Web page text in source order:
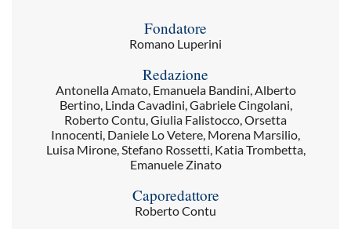
Fondatore
Romano Luperini
Redazione
Antonella Amato, Emanuela Bandini, Alberto
Bertino, Linda Cavadini, Gabriele Cingolani,
Roberto Contu, Giulia Falistocco, Orsetta
Innocenti, Daniele Lo Vetere, Morena Marsilio,
Luisa Mirone, Stefano Rossetti, Katia Trombetta,
Emanuele Zinato
Caporedattore
Roberto Contu